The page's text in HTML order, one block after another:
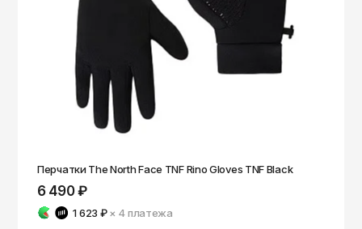
Перчатки The North Face TNF Rino Gloves TNF Black
6 490 ₽
1 623 ₽ × 4платежа